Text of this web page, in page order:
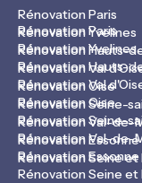
Rénovation Paris
Rénovation Paris
Rénovation Yvelines
Rénovation Yvelines
Rénovation Hauts-
Rénovation Hauts-
Rénovation Val
Rénovation Val
Rénovation Oise
Rénovation Oise
Rénovation Seine-
Rénovation Seine-
Rénovation Val-de-
Rénovation Val-de-
Rénovation Essonne
Rénovation Essonne
Rénovation Seine et
Rénovation Seine et